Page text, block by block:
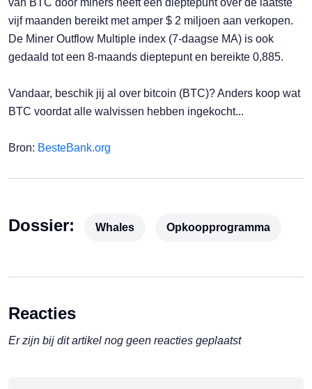
van BTC door miners heeft een dieptepunt over de laatste
vijf maanden bereikt met amper $ 2 miljoen aan verkopen.
De Miner Outflow Multiple index (7-daagse MA) is ook
gedaald tot een 8-maands dieptepunt en bereikte 0,885.
Vandaar, beschik jij al over bitcoin (BTC)? Anders koop wat
BTC voordat alle walvissen hebben ingekocht...
Bron: BesteBank.org
Dossier: Whales Opkoopprogramma
Reacties
Er zijn bij dit artikel nog geen reacties geplaatst